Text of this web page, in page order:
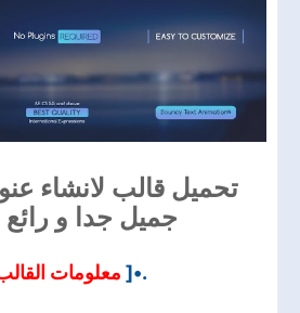
تحميل قالب لانشاء
جميل جدا و رائع 2017
.•[ معلومات